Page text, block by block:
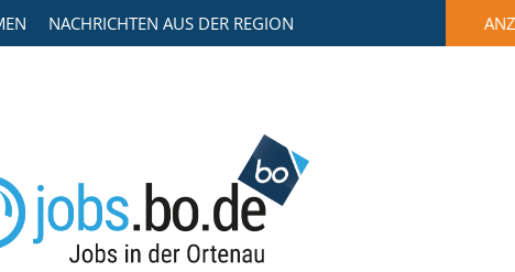
NACHRICHTEN AUS DER REGION